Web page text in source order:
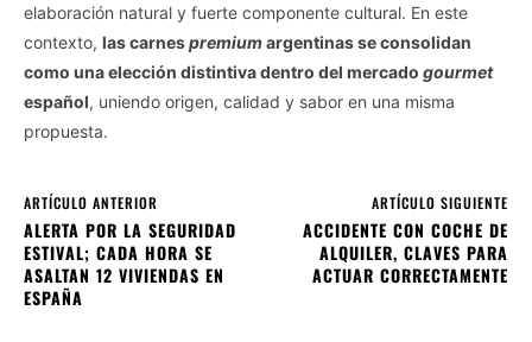
elaboración natural y fuerte componente cultural. En este
contexto, las carnespremiumargentinas se consolidan
como una elección distintiva dentro del mercado gourmet
español, uniendo origen, calidad y sabor en una misma
propuesta.
ARTÍCULO ANTERIOR
ALERTA POR LA SEGURIDAD
ESTIVAL; CADA HORA SE
ASALTAN 12 VIVIENDAS EN
ESPAÑA
ARTÍCULO SIGUIENTE
ACCIDENTE CON COCHE DE
ALQUILER, CLAVES PARA
ACTUAR CORRECTAMENTE